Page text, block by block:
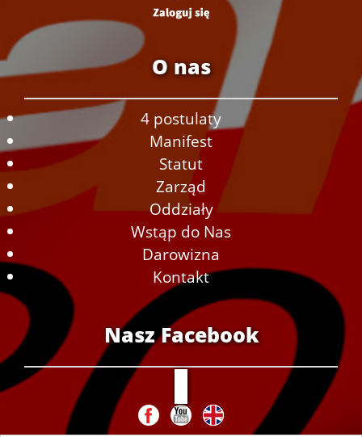
O nas
4 postulaty
Manifest
Statut
Zarząd
Oddziały
Wstąp do Nas
Darowizna
Kontakt
Nasz Facebook